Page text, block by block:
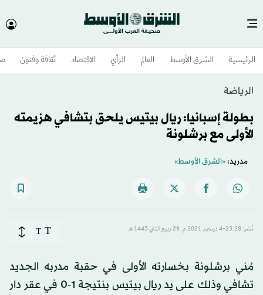
الرئيسية الشرق الأوسط​ العالم الرأي الاقتصاد ثقافة وفنون
الرياضة
بطولة إسبانيا: ريال بيتيس يلحق بتشافي هزيمته
الأولى مع برشلونة
مدريد:«الشرق الأوسط»
نُشر: 23:28-4 ديسمبر 2021 م ـ 29 ربيع الثاني 1443 هـ T
T
مُني برشلونة بخسارته الأولى في حقبة مدربه الجديد
تشافي وذلك على يد ريال بيتيس بنتيجة 1-0 في عقر دار